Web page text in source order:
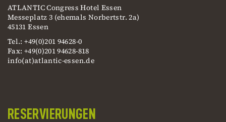
ATLANTIC Congress Hotel Essen
Messeplatz 3 (ehemals Norbertstr. 2a)
45131 Essen
Tel.: +49(0)201 94628-0
Fax: +49(0)201 94628-818
info(at)atlantic-essen.de
RESERVIERUNGEN